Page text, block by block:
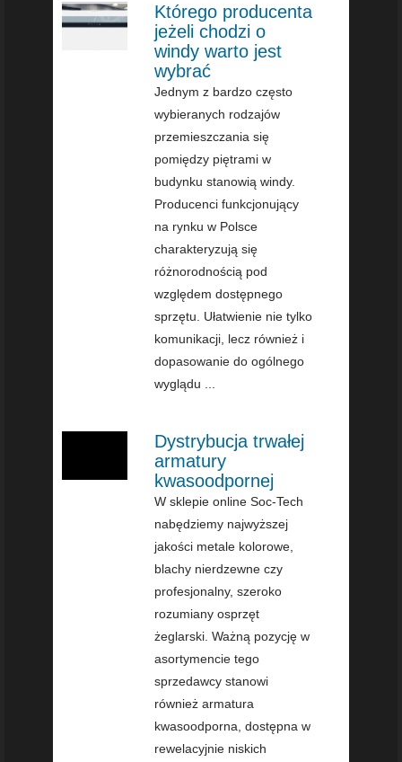
Którego producenta
jeżeli chodzi o
windy warto jest
wybrać
Jednym z bardzo często
wybieranych rodzajów
przemieszczania się
pomiędzy piętrami w
budynku stanowią windy.
Producenci funkcjonujący
na rynku w Polsce
charakteryzują się
różnorodnością pod
względem dostępnego
sprzętu. Ułatwienie nie tylko
komunikacji, lecz również i
dopasowanie do ogólnego
wyglądu ...
Dystrybucja trwałej
armatury
kwasoodpornej
W sklepie online Soc-Tech
nabędziemy najwyższej
jakości metale kolorowe,
blachy nierdzewne czy
profesjonalny, szeroko
rozumiany osprzęt
żeglarski. Ważną pozycję w
asortymencie tego
sprzedawcy stanowi
również armatura
kwasoodporna, dostępna w
rewelacyjnie niskich